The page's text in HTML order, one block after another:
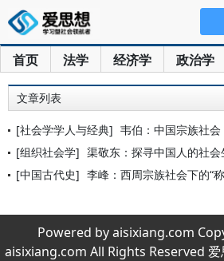
首页 法学 经济学 政治学
文章列表
[社会学学人与经典] 韦伯：中国宗族社会
[组织社会学] 渠敬东：探寻中国人的社会
[中国古代史] 李峰：西周宗族社会下的“
Powered by aisixiang.com
aisixiang.com All Rights Reserved 爱